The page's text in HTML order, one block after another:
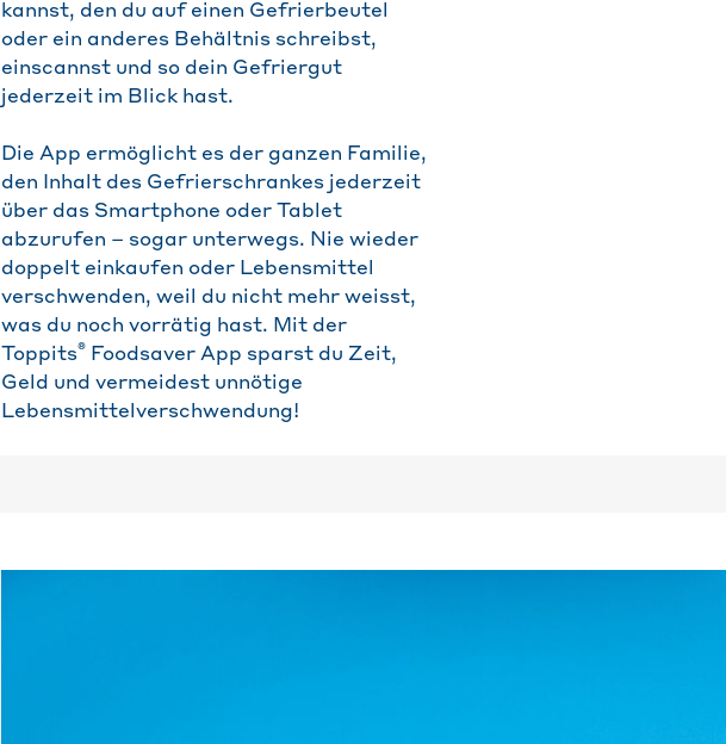
kannst, den du auf einen Gefrierbeutel
oder ein anderes Behältnis schreibst,
einscannst und so dein Gefriergut
jederzeit im Blick hast.
Die App ermöglicht es der ganzen Familie,
den Inhalt des Gefrierschrankes jederzeit
über das Smartphone oder Tablet
abzurufen – sogar unterwegs. Nie wieder
doppelt einkaufen oder Lebensmittel
verschwenden, weil du nicht mehr weisst,
was du noch vorrätig hast. Mit der
Toppits® Foodsaver App sparst du Zeit,
Geld und vermeidest unnötige
Lebensmittelverschwendung!